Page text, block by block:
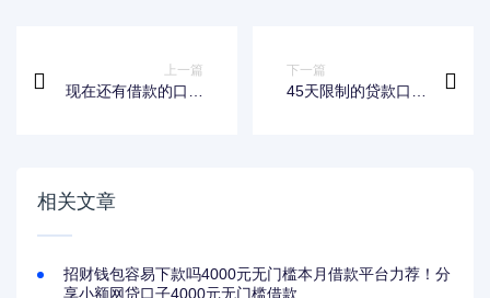
上一篇
现在还有借款的口子
下一篇
45天限制的贷款口子
相关文章
招财钱包容易下款吗4000元无门槛本月借款平台力荐！分
享小额网贷口子4000元无门槛借款